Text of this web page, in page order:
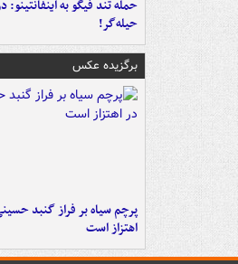
حمله تند فیگو به
حیله‌گر!
برگزیده عکس
پرچم سیاه بر فراز گنبد
اهتزاز است